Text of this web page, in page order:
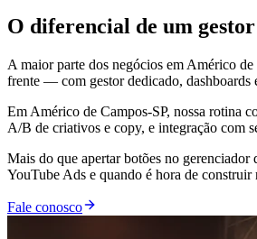
O diferencial de um
A maior parte dos negócios em Américo
frente — com gestor dedicado,
Em Américo de Campos-SP, nossa rotina
A/B de criativos e copy, e integração com
Mais do que apertar botões no
YouTube Ads e quando é hora de
Fale conosco